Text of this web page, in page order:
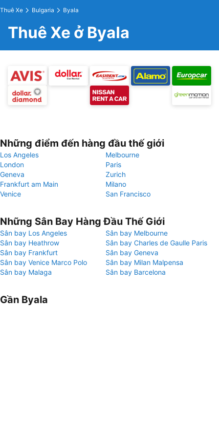
Thuê Xe Bulgaria Byala
Thuê Xe ở Byala
Những điểm đến hàng đầu thế giới
Los Angeles
Melbourne
London
Paris
Geneva
Zurich
Frankfurt am Main
Milano
Venice
San Francisco
Những Sân Bay Hàng Đầu Thế Giới
Sân bay Los Angeles
Sân bay Melbourne
Sân bay Heathrow
Sân bay Charles de Gaulle Paris
Sân bay Frankfurt
Sân bay Geneva
Sân bay Venice Marco Polo
Sân bay Milan Malpensa
Sân bay Malaga
Sân bay Barcelona
Gần Byala